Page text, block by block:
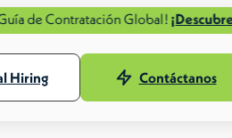
Global!¡Descubre más
Hiring Contáctanos